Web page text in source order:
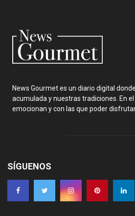
c
i
ó
n
d
t
r
News Gourmet es un diario digital
acumulada y nuestras tradiciones. En
emocionan y con las que poder
SÍGUENOS